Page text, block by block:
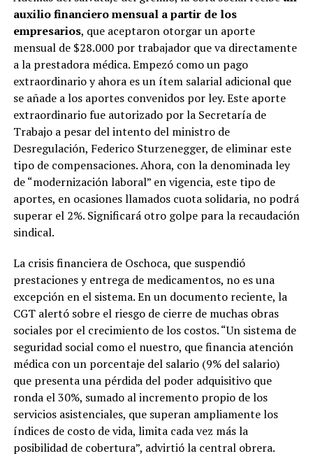
auxilio financiero mensual a partir de los
empresarios, que aceptaron otorgar un aporte
mensual de $28.000 por trabajador que va directamente
a la prestadora médica. Empezó como un pago
extraordinario y ahora es un ítem salarial adicional que
se añade a los aportes convenidos por ley. Este aporte
extraordinario fue autorizado por la Secretaría de
Trabajo a pesar del intento del ministro de
Desregulación, Federico Sturzenegger, de eliminar este
tipo de compensaciones. Ahora, con la denominada ley
de “modernización laboral” en vigencia, este tipo de
aportes, en ocasiones llamados cuota solidaria, no podrá
superar el 2%. Significará otro golpe para la recaudación
sindical.
La crisis financiera de Oschoca, que suspendió
prestaciones y entrega de medicamentos, no es una
excepción en el sistema. En un documento reciente, la
CGT alertó sobre el riesgo de cierre de muchas obras
sociales por el crecimiento de los costos. “Un sistema de
seguridad social como el nuestro, que financia atención
médica con un porcentaje del salario (9% del salario)
que presenta una pérdida del poder adquisitivo que
ronda el 30%, sumado al incremento propio de los
servicios asistenciales, que superan ampliamente los
índices de costo de vida, limita cada vez más la
posibilidad de cobertura”, advirtió la central obrera.